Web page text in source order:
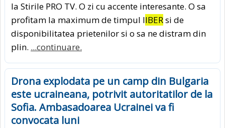
la Stirile PRO TV. O zi cu accente interesante. O sa
profitam la maximum de timpul lIBERsi de
disponibilitatea prietenilor si o sa ne distram din
plin. ...continuare.
Drona explodata pe un camp din Bulgaria
este ucraineana, potrivit autoritatilor de la
Sofia. Ambasadoarea Ucrainei va fi
convocata luni